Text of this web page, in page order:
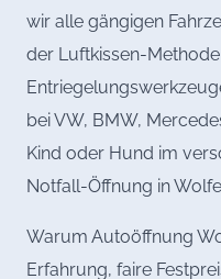
wir alle gängigen
der Luftkissen-
bei VW, BMW,
Kind oder Hund im
Notfall-Öffnung in
Warum Autoöffnung
Erfahrung, faire